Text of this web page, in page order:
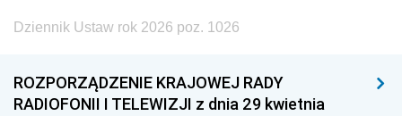
Dziennik Ustaw rok 2026 poz. 1026
ROZPORZĄDZENIE KRAJOWEJ RADY
RADIOFONII I TELEWIZJI z dnia 29 kwietnia